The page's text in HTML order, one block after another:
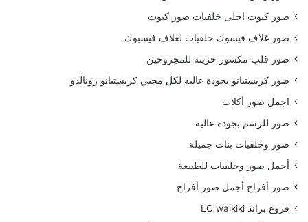
صور كيوت احلى خلفيات صور كيوت
صور غلاف فيسوك خلفيات لغلاف فيسبوك
صور قلب مكسور حزينة للمجروحين
صور كريستيانو بجودة عاليه لكل محبي كريستيانو رونالدو
اجمل صور أكلات
صور للرسم بجودة عالية
صور وخلفيات بنات جميلة
أجمل صور وخلفيات للطبيعة
صور أفراح أجمل صور أفراح
فروع براند LC waikiki